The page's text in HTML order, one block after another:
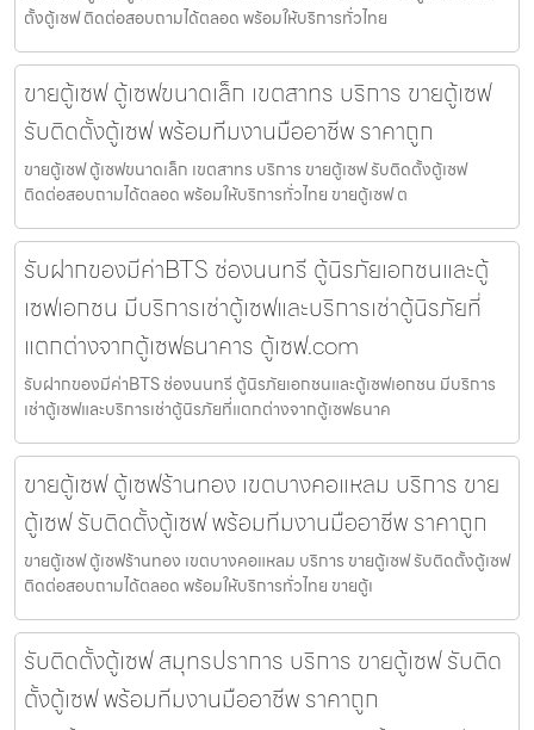
ตั้งตู้เซฟ ติดต่อสอบถามได้ตลอด พร้อมให้บริการทั่วไทย
ขายตู้เซฟ ตู้เซฟขนาดเล็ก เขตสาทร บริการ ขายตู้เซฟ
รับติดตั้งตู้เซฟ พร้อมทีมงานมืออาชีพ ราคาถูก
ขายตู้เซฟ ตู้เซฟขนาดเล็ก เขตสาทร บริการ ขายตู้เซฟ รับติดตั้งตู้เซฟ
ติดต่อสอบถามได้ตลอด พร้อมให้บริการทั่วไทย ขายตู้เซฟ ต
รับฝากของมีค่าBTS ช่องนนทรี ตู้นิรภัยเอกชนและตู้
เซฟเอกชน มีบริการเช่าตู้เซฟและบริการเช่าตู้นิรภัยที่
แตกต่างจากตู้เซฟธนาคาร ตู้เซฟ.com
รับฝากของมีค่าBTS ช่องนนทรี ตู้นิรภัยเอกชนและตู้เซฟเอกชน มีบริการ
เช่าตู้เซฟและบริการเช่าตู้นิรภัยที่แตกต่างจากตู้เซฟธนาค
ขายตู้เซฟ ตู้เซฟร้านทอง เขตบางคอแหลม บริการ ขาย
ตู้เซฟ รับติดตั้งตู้เซฟ พร้อมทีมงานมืออาชีพ ราคาถูก
ขายตู้เซฟ ตู้เซฟร้านทอง เขตบางคอแหลม บริการ ขายตู้เซฟ รับติดตั้งตู้เซฟ
ติดต่อสอบถามได้ตลอด พร้อมให้บริการทั่วไทย ขายตู้เ
รับติดตั้งตู้เซฟ สมุทรปราการ บริการ ขายตู้เซฟ รับติด
ตั้งตู้เซฟ พร้อมทีมงานมืออาชีพ ราคาถูก